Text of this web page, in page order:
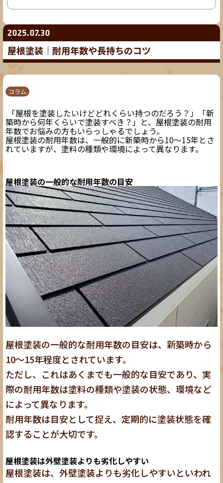
2025.07.30
屋根塗装｜耐用年数や長持ちのコツ
コラム
「屋根を塗装したいけどどれくらい持つのだろう？」「新
築時から何年くらいで塗装すべき？」と、屋根塗装の耐用
年数でお悩みの方もいらっしゃるでしょう。
屋根塗装の耐用年数は、一般的に新築時から10〜15年とさ
れていますが、塗料の種類や環境によって異なります。
屋根塗装の一般的な耐用年数の目安
屋根塗装の一般的な耐用年数の目安は、新築時から
10〜15年程度とされています。
ただし、これはあくまでも一般的な目安であり、 実
際の耐用年数は塗料の種類や塗装の状態、環境など
によって異なります。
耐用年数は目安として捉え、定期的に塗装状態を確
認することが大切です。
屋根塗装は外壁塗装よりも劣化しやすい
屋根塗装は、外壁塗装よりも劣化しやすいといわれ